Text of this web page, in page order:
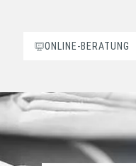
ONLINE-BERATUNG